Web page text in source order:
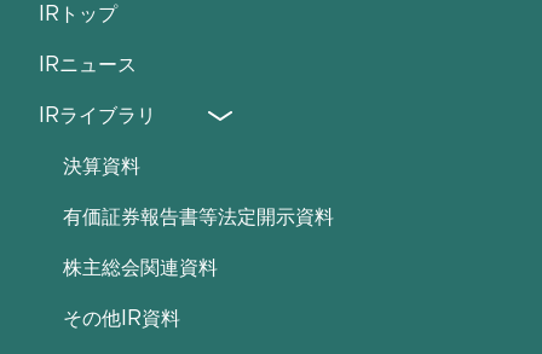
IRトップ
IRニュース
IRライブラリ
決算資料
有価証券報告書等法定開示資料
株主総会関連資料
その他IR資料
(百万円)
純資産
(百万円)